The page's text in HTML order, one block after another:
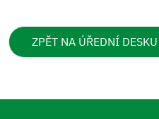
ZPĚT NA ÚŘEDNÍ DESKU